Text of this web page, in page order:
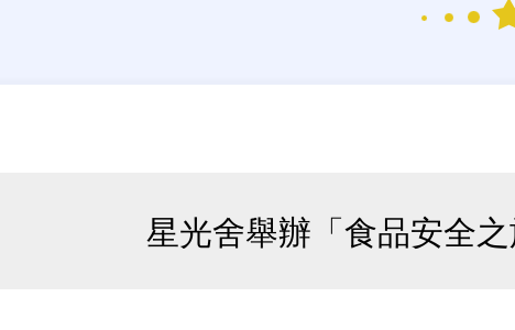
星光舍舉辦「食品安全